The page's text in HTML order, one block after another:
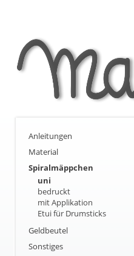
Anleitungen
Material
Spiralmäppchen
uni
bedruckt
mit Applikation
Etui für Drumsticks
Geldbeutel
Sonstiges